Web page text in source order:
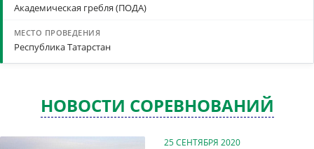
Академическая гребля (ПОДА)
Республика Татарстан
НОВОСТИ СОРЕВНОВАНИЙ
25 СЕНТЯБРЯ 2020